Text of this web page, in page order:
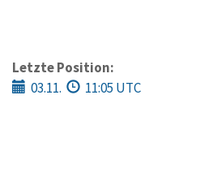
Letzte Position:
03.11.
11:05 UTC